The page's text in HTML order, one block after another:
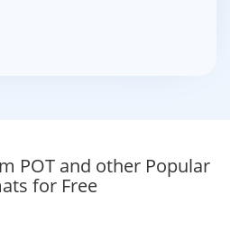
POT and other Popular
for Free